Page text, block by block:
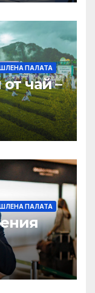
ПАЛАТА
чай –
ПАЛАТА
на